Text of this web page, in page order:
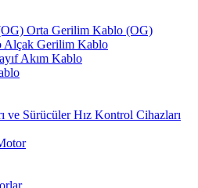
Orta Gerilim Kablo (OG)
Alçak Gerilim Kablo
Akım Kablo
Hız Kontrol Cihazları